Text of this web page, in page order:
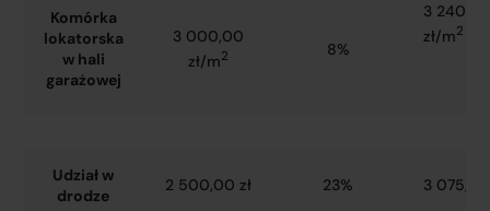
Komórka
lokatorska
w hali
garażowej
3 000,00
zł/m2 8%
3 240,00
zł/m2
Udział w
drodze
2 500,00 zł 23% 3 075,00